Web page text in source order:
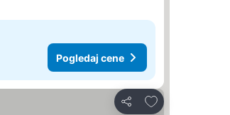
Pogledaj cene
Deli
Dodati u favorite